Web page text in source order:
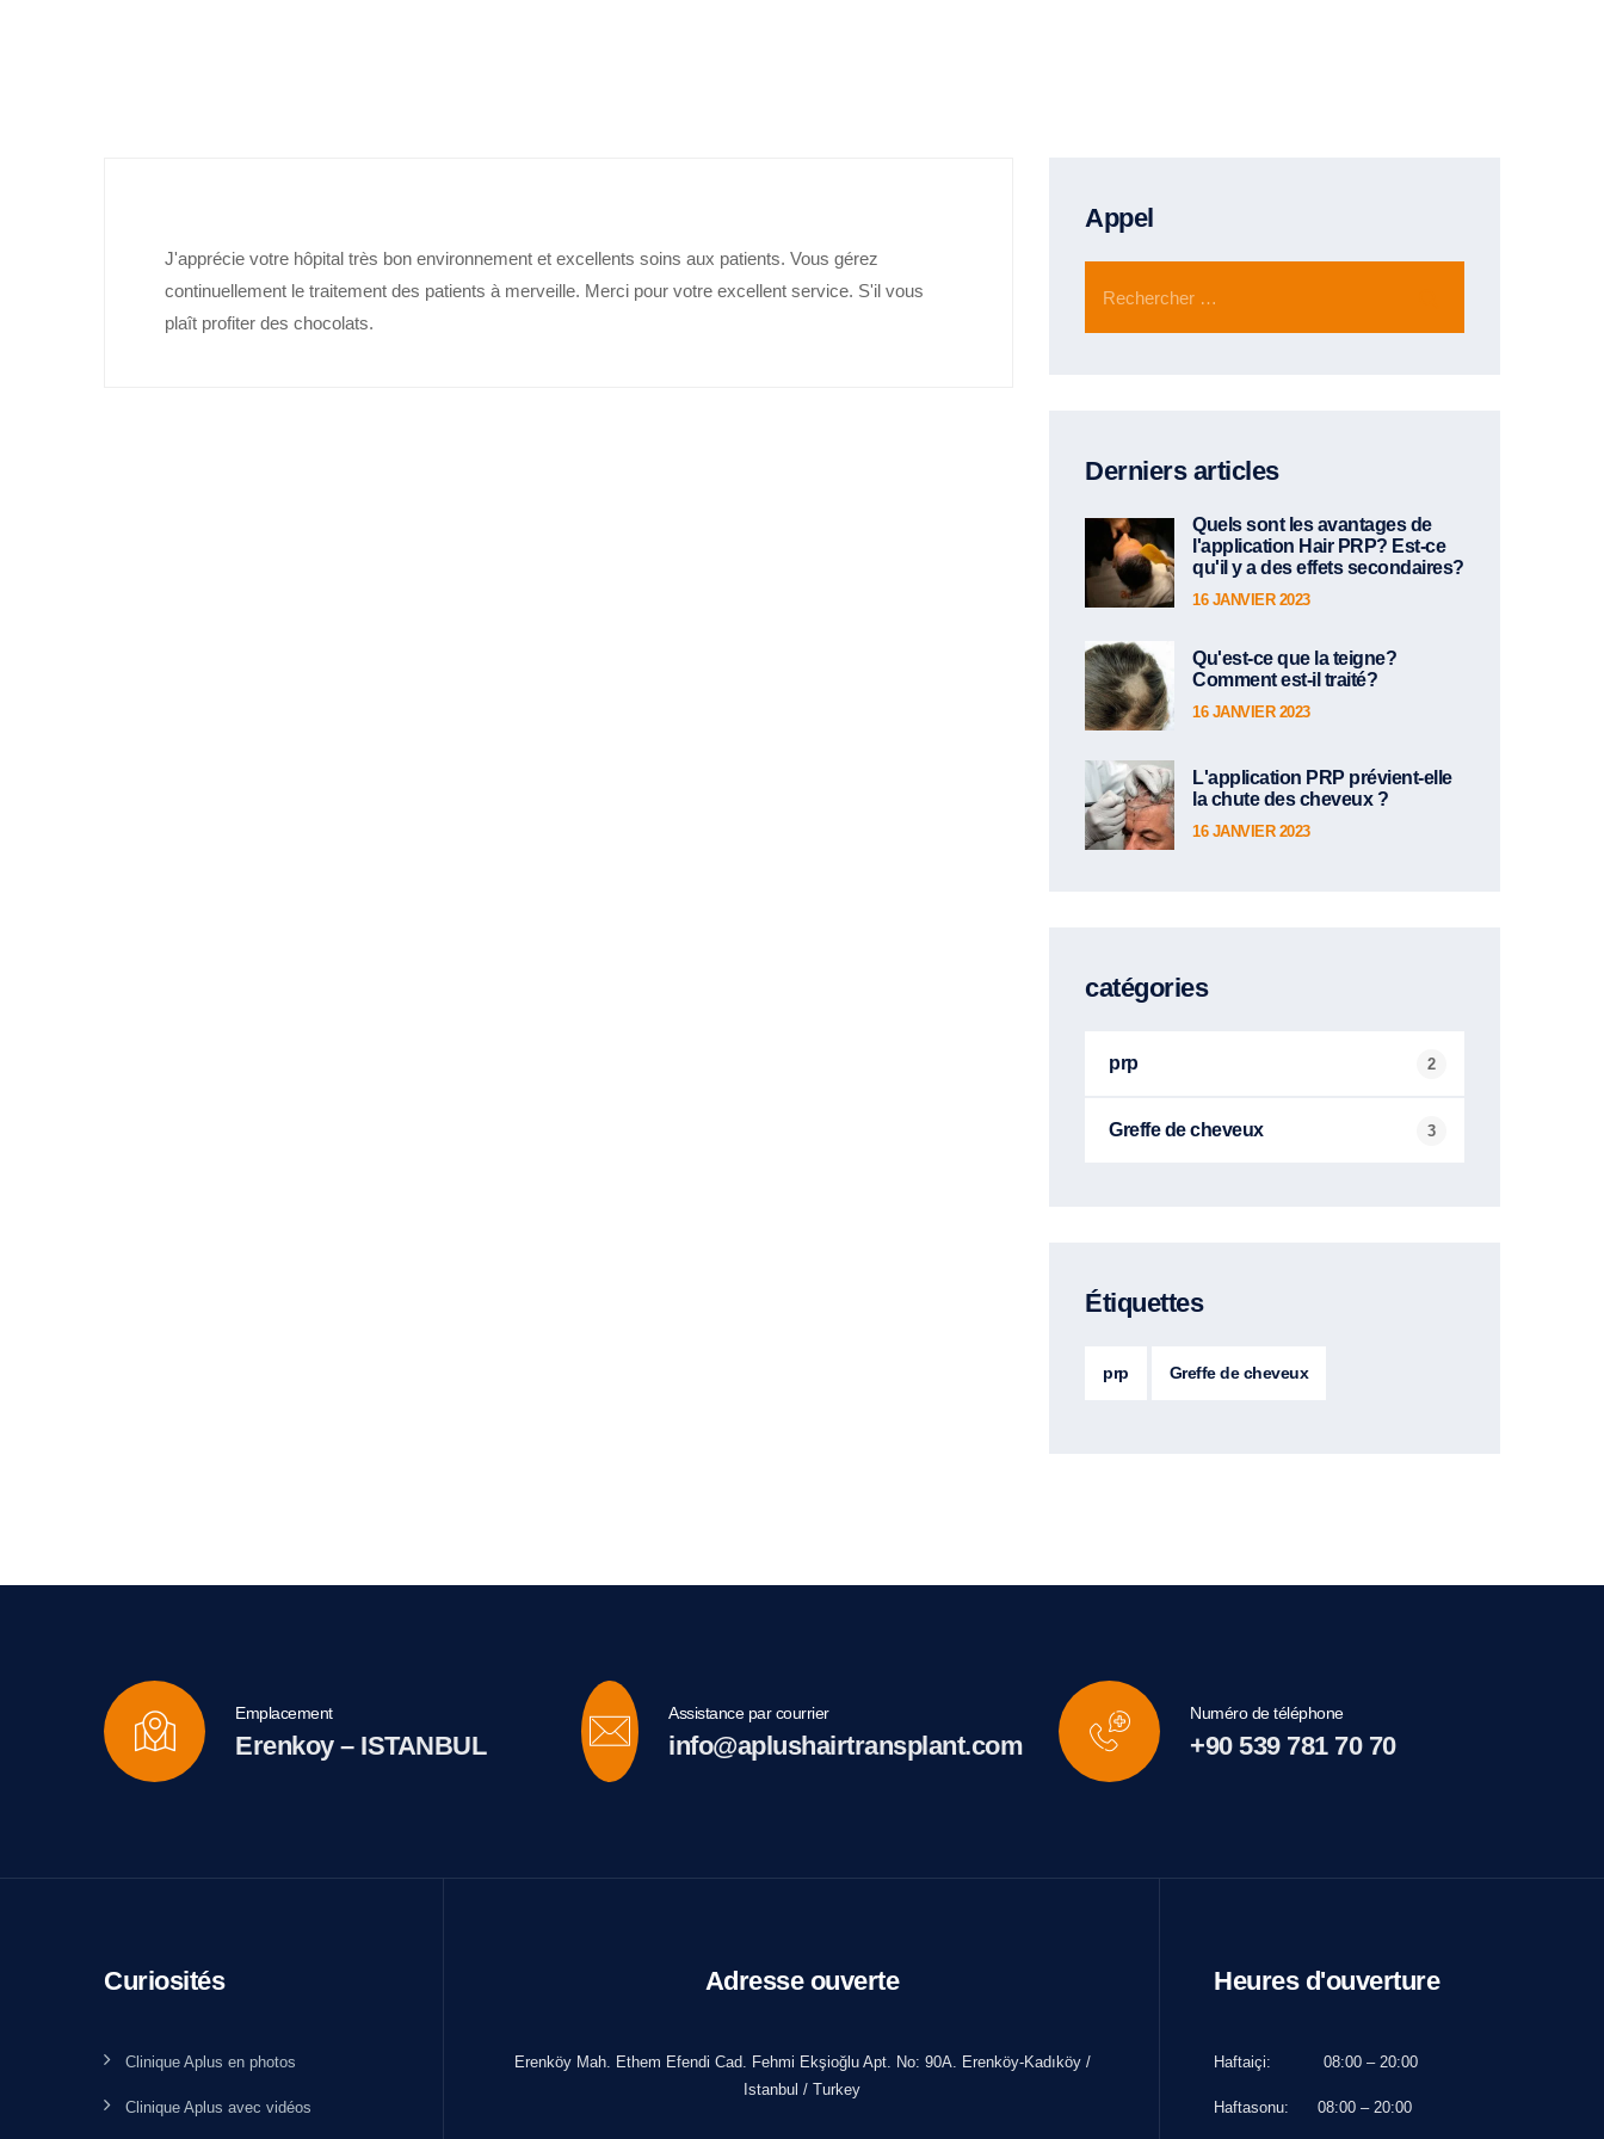
J'apprécie votre hôpital très bon environnement et excellents soins aux patients. Vous gérez
continuellement le traitement des patients à merveille. Merci pour votre excellent service. S'il vous
plaît profiter des chocolats.
Appel
Derniers articles
Quels sont les avantages de
l'application Hair PRP? Est-ce
qu'il y a des effets secondaires?
16 JANVIER 2023
Qu'est-ce que la teigne?
Comment est-il traité?
16 JANVIER 2023
L'application PRP prévient-elle
la chute des cheveux ?
16 JANVIER 2023
catégories
prp 2
Greffe de cheveux 3
Étiquettes
prp Greffe de cheveux
Emplacement
Erenkoy – ISTANBUL
Assistance par courrier
info@aplushairtransplant.com
Numéro de téléphone
+90 539 781 70 70
Curiosités
Clinique Aplus en photos
Clinique Aplus avec vidéos
Adresse ouverte
Erenköy Mah. Ethem Efendi Cad. Fehmi Ekşioğlu Apt. No: 90A. Erenköy-Kadıköy /
Istanbul / Turkey
Heures d'ouverture
Haftaiçi: 08:00 – 20:00
Haftasonu: 08:00 – 20:00